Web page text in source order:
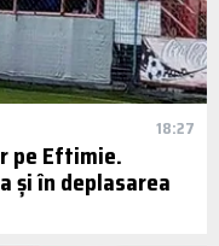
18:27
pe Eftimie.
și în deplasarea